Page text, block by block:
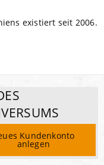
existiert seit 2006.
Kundenkonto
anlegen